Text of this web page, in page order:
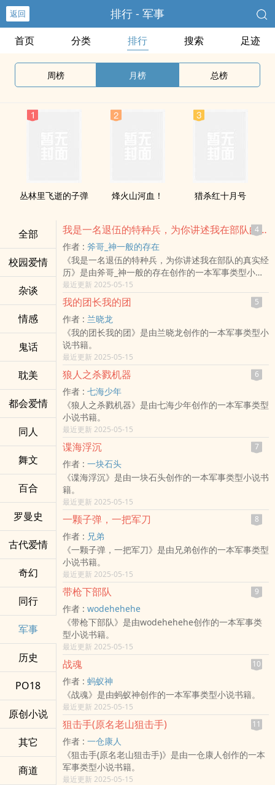
返回 排行 - 军事
首页 分类 排行 搜索 足迹
周榜 月榜 总榜
丛林里飞逝的子弹 烽火山河血！ 猎杀红十月号
全部
校园爱情
杂谈
情感
鬼话
耽美
都会爱情
同人
舞文
百合
罗曼史
古代爱情
奇幻
同行
军事
历史
PO18
原创小说
其它
商道
我是一名退伍的特种兵，为你讲述我在部队的真实经历
4
作者 : 斧哥_神一般的存在
《我是一名退伍的特种兵，为你讲述我在部队的真实经
历》是由斧哥_神一般的存在创作的一本军事类型小说
书籍。
最近更新 2025-05-15
我的团长我的团 5
作者 : 兰晓龙
《我的团长我的团》是由兰晓龙创作的一本军事类型小
说书籍。
最近更新 2025-05-15
狼人之杀戮机器 6
作者 : 七海少年
《狼人之杀戮机器》是由七海少年创作的一本军事类型
小说书籍。
最近更新 2025-05-15
谍海浮沉 7
作者 : 一块石头
《谍海浮沉》是由一块石头创作的一本军事类型小说书
籍。
最近更新 2025-05-15
一颗子弹，一把军刀 8
作者 : 兄弟
《一颗子弹，一把军刀》是由兄弟创作的一本军事类型
小说书籍。
最近更新 2025-05-15
带枪下部队 9
作者 : wodehehehe
《带枪下部队》是由wodehehehe创作的一本军事类
型小说书籍。
最近更新 2025-05-15
战魂 10
作者 : 蚂蚁神
《战魂》是由蚂蚁神创作的一本军事类型小说书籍。
最近更新 2025-05-15
狙击手(原名老山狙击手) 11
作者 : 一仓康人
《狙击手(原名老山狙击手)》是由一仓康人创作的一本
军事类型小说书籍。
最近更新 2025-05-15